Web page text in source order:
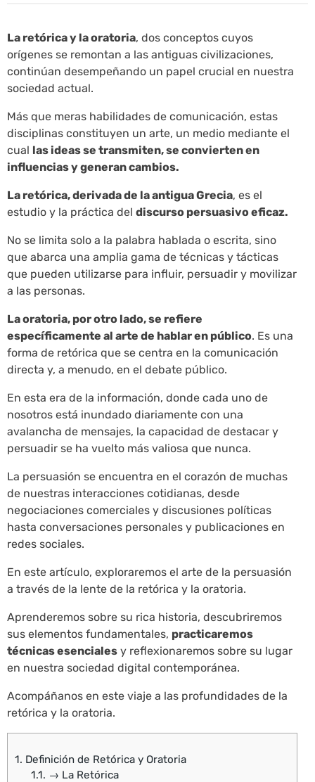
La retórica y la oratoria, dos conceptos cuyos
orígenes se remontan a las antiguas civilizaciones,
continúan desempeñando un papel crucial en nuestra
sociedad actual.
Más que meras habilidades de comunicación, estas
disciplinas constituyen un arte, un medio mediante el
cual las ideas se transmiten, se convierten en
influencias y generan cambios.
La retórica, derivada de la antigua Grecia, es el
estudio y la práctica del discurso persuasivo eficaz.
No se limita solo a la palabra hablada o escrita, sino
que abarca una amplia gama de técnicas y tácticas
que pueden utilizarse para influir, persuadir y movilizar
a las personas.
La oratoria, por otro lado, se refiere
específicamente al arte de hablar en público. Es una
forma de retórica que se centra en la comunicación
directa y, a menudo, en el debate público.
En esta era de la información, donde cada uno de
nosotros está inundado diariamente con una
avalancha de mensajes, la capacidad de destacar y
persuadir se ha vuelto más valiosa que nunca.
La persuasión se encuentra en el corazón de muchas
de nuestras interacciones cotidianas, desde
negociaciones comerciales y discusiones políticas
hasta conversaciones personales y publicaciones en
redes sociales.
En este artículo, exploraremos el arte de la persuasión
a través de la lente de la retórica y la oratoria.
Aprenderemos sobre su rica historia, descubriremos
sus elementos fundamentales, practicaremos
técnicas esenciales y reflexionaremos sobre su lugar
en nuestra sociedad digital contemporánea.
Acompáñanos en este viaje a las profundidades de la
retórica y la oratoria.
1. Definición de Retórica y Oratoria
1.1. → La Retórica